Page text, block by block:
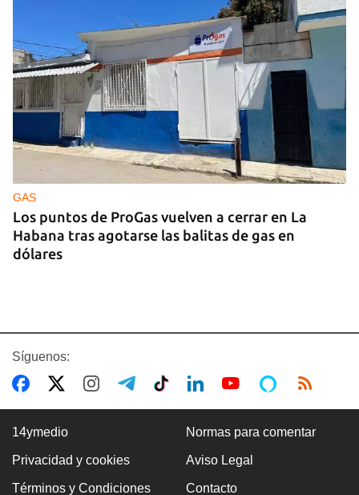
GAS
Los puntos de ProGas vuelven a cerrar en La
Habana tras agotarse las balitas de gas en
dólares
MATANZAS
Síguenos:
14ymedio Normas para comentar
Privacidad y cookies Aviso Legal
Términos y Condiciones Contacto